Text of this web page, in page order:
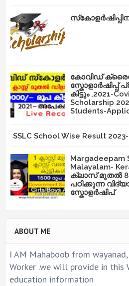
കോവിഡ്
സ്കോളാർഷിപ്പ്
കിട്ടും ,2021-
Scholarship
Students-
SSLC School Wise Result
Margadeepam
Malayalam-
ക്ലാസ് മുതൽ
പഠിക്കുന്ന
സ്കോളർഷിപ്
ABOUT ME
I AM Mahaboob from
Worker .we will provide in this
education information